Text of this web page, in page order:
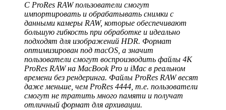
С ProRes RAWпользователи смогут
импортировать и обрабатывать снимки с
данными камеры RAW, которые обеспечивают
большую гибкость при обработке и идеально
подходят для изображений HDR. Формат
оптимизирован под macOS , а значит
пользователи смогут воспроизводить файлы 4K
ProRes RAWна MacBook Pro и iMac в реальном
времени без рендеринга. Файлы ProRes RAWвесят
даже меньше, чем ProRes 4444, т.е. пользователи
смогут не тратить много памяти и получат
отличный формат для архивации.